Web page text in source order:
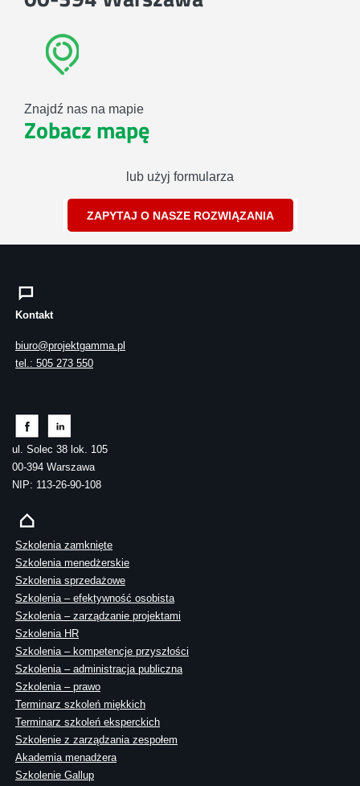
Znajdź nas na mapie
Zobacz mapę
lub użyj formularza
ZAPYTAJ O NASZE ROZWIĄZANIA
Kontakt
biuro@projektgamma.pl
tel.: 505 273 550
ul. Solec 38 lok. 105
00-394 Warszawa
NIP: 113-26-90-108
Szkolenia zamknięte
Szkolenia menedżerskie
Szkolenia sprzedażowe
Szkolenia – efektywność osobista
Szkolenia – zarządzanie projektami
Szkolenia HR
Szkolenia – kompetencje przyszłości
Szkolenia – administracja publiczna
Szkolenia – prawo
Terminarz szkoleń miękkich
Terminarz szkoleń eksperckich
Szkolenie z zarządzania zespołem
Akademia menadżera
Szkolenie Gallup